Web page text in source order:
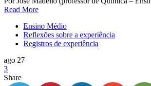
Read More
Ensino Médio
Reflexões sobre a experiência
Registros de experiência
ago 27
3
Share